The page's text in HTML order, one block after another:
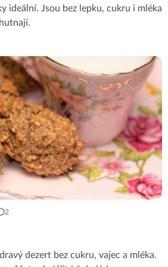
ideální. Jsou bez lepku, cukru i mléka
2
dezert bez cukru, vajec a mléka.